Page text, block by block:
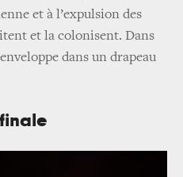
et à l’expulsion des
et la colonisent. Dans
dans un drapeau